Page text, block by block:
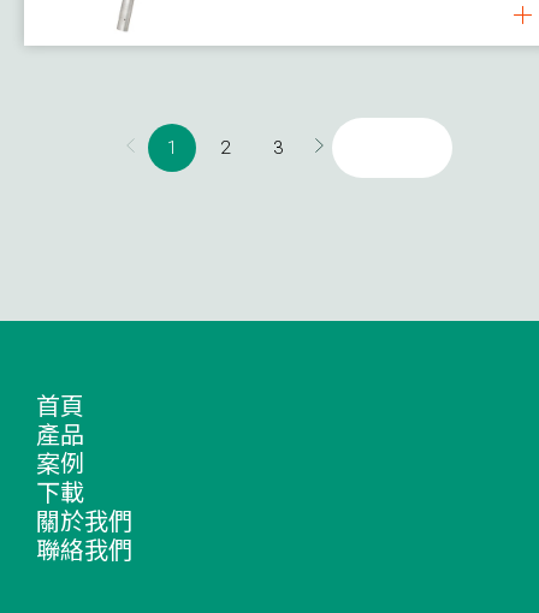
1 2 3
首頁
產品
案例
下載
關於我們
聯絡我們